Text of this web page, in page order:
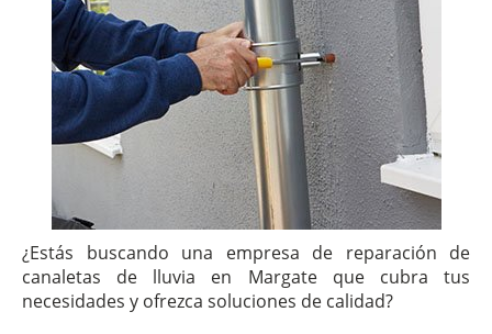
¿Estás buscando una empresa de reparación de
canaletas de lluvia en Margate que cubra tus
necesidades y ofrezca soluciones de calidad?